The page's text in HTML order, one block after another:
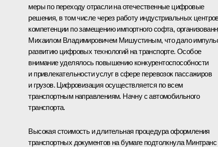
меры по переходу отрасли на отечественные цифровые
решения, в том числе через работу индустриальных
компетенции по замещению импортного софта,
Михаилом Владимировичем Мишустиным, что дало
развитию цифровых технологий на транспорте. Особое
внимание уделялось повышению конкурентоспособности
и привлекательности услуг в сфере перевозок пассажиров
и грузов. Цифровизация осуществляется по всем
транспортным направлениям. Начну с автомобильного
транспорта.
Высокая стоимость и длительная процедура оформления
транспортных документов на бумаге подтолкнула Минтранс